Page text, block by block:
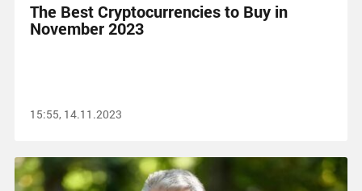
The Best Cryptocurrencies to Buy in
November 2023
15:55, 14.11.2023